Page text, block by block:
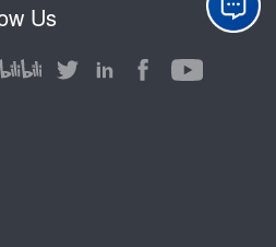
Us